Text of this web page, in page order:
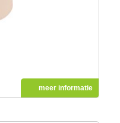
meer informatie